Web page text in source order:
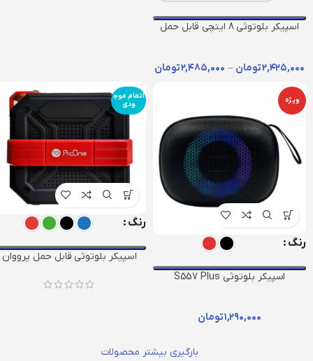
اسپیکر بلوتوثی 8 اینچی قابل حمل
۲,۴۲۵,۰۰۰تومان – ۲,۴۸۵,۰۰۰تومان
ویژه
رنگ
اسپیکر بلوتوثی S557 Plus
۱,۲۹۰,۰۰۰تومان
اتمام موج
ودی
رنگ
اسپیکر بلوتوثی قابل حمل پرووان
بارگیری بیشتر محصولات